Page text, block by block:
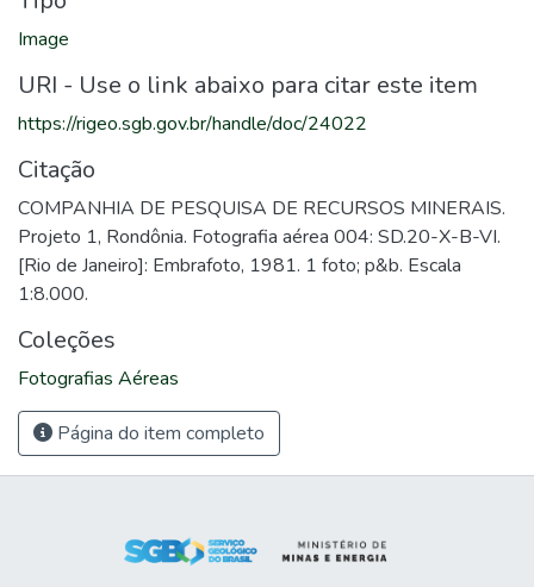
Image
URI - Use o link abaixo para citar este item
https://rigeo.sgb.gov.br/handle/doc/24022
Citação
COMPANHIA DE PESQUISA DE RECURSOS MINERAIS.
Projeto 1, Rondônia. Fotografia aérea 004: SD.20-X-B-VI.
[Rio de Janeiro]: Embrafoto, 1981. 1 foto; p&b. Escala
1:8.000.
Coleções
Fotografias Aéreas
Página do item completo